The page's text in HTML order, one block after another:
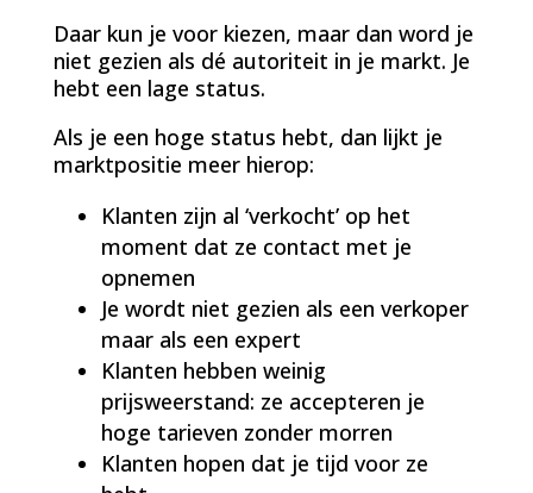
Daar kun je voor kiezen, maar dan word je
niet gezien als dé autoriteit in je markt. Je
hebt een lage status.
Als je een hoge status hebt, dan lijkt je
marktpositie meer hierop:
Klanten zijn al ‘verkocht’ op het
moment dat ze contact met je
opnemen
Je wordt niet gezien als een verkoper
maar als een expert
Klanten hebben weinig
prijsweerstand: ze accepteren je
hoge tarieven zonder morren
Klanten hopen dat je tijd voor ze